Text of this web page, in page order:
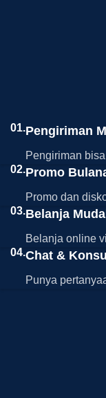
01.Pengiriman
Pengiriman
02.Promo
Promo dan
03.Belanja
Belanja online
04.Chat &
Punya